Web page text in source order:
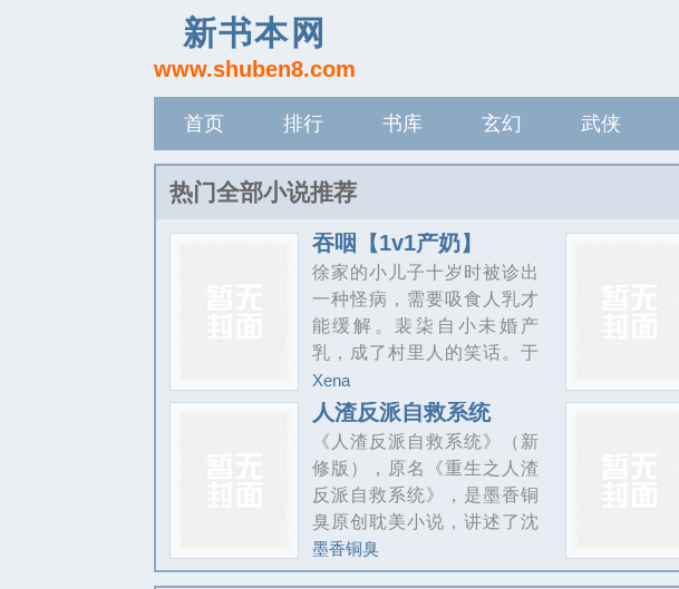
新书本网
www.shuben8.com
首页 排行 书库 玄幻 武侠
记录
热门全部小说推荐
吞咽【1v1产奶】
徐家的小儿子十岁时被诊出
一种怪病，需要吸食人乳才
能缓解。裴柒自小未婚产
乳，成了村里人的笑话。于
是她顺理成章地被徐家“买”了
下来，成为徐浅昇的专属小
乳娘。后来不仅奶被他吃
了，身子也被他肏了。1v1，
sc。
Xena
人渣反派自救系统
《人渣反派自救系统》（新
修版），原名《重生之人渣
反派自救系统》，是墨香铜
臭原创耽美小说，讲述了沈
垣作为一个书迷穿越成为书
中人渣反派，改变原来剧
墨香铜臭